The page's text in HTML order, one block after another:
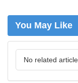
You May Like
No related